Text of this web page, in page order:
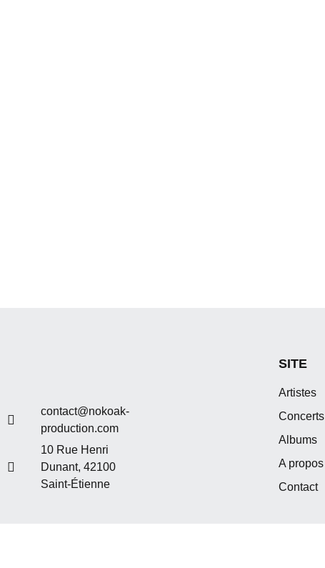
contact@nokoak-
production.com
10 Rue Henri
Dunant, 42100
Saint-Étienne
SITE
Artistes
Concerts
Albums
A propos
Contact